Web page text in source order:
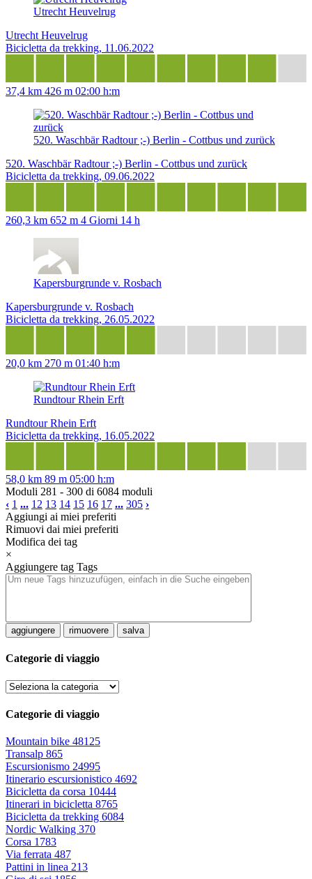
Utrecht Heuvelrug
Utrecht Heuvelrug
Bicicletta da trekking, 11.06.2022
37,4 km 426 m 02:00 h:m
520. Waschbär Radtour ;-) Berlin - Cottbus und zurück
520. Waschbär Radtour ;-) Berlin - Cottbus und zurück
Bicicletta da trekking, 09.06.2022
260,3 km 652 m 4 Giorni 14 h
Kapersburgrunde v. Rosbach
Kapersburgrunde v. Rosbach
Bicicletta da trekking, 26.05.2022
20,0 km 270 m 01:40 h:m
Rundtour Rhein Erft
Rundtour Rhein Erft
Bicicletta da trekking, 16.05.2022
58,0 km 89 m 05:00 h:m
Moduli 281 - 300 di 6084 moduli
‹ 1 ... 12 13 14 15 16 17 ... 305 ›
Aggiungi ai miei preferiti
Rimuovi dai miei preferiti
Modifica dei tag
×
Aggiungere tag Tags
aggiungere rimuovere salva
Categorie di viaggio
Categorie di viaggio
Mountain bike 48125
Transalp 865
Escursionismo 24995
Itinerario escursionistico 4692
Bicicletta da corsa 10444
Itinerari in bicicletta 8765
Bicicletta da trekking 6084
Nordic Walking 370
Corsa 1783
Via ferrata 487
Pattini in linea 213